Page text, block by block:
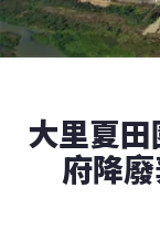
大里夏
府降